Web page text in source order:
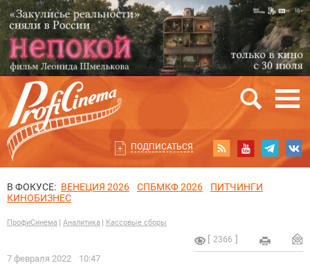
ПОДПИСАТЬСЯ
В ФОКУСЕ: ВЕНЕЦИЯ 2026 СПБМКФ 2026
ПИТЧИНГИ
КИНОБИЗНЕС
ПрофиСинема Аналитика Кассовые сборы
2366
7 февраля 2022 10:47